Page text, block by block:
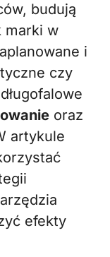
budują
marki w
i
czy
oraz
artykule
efekty